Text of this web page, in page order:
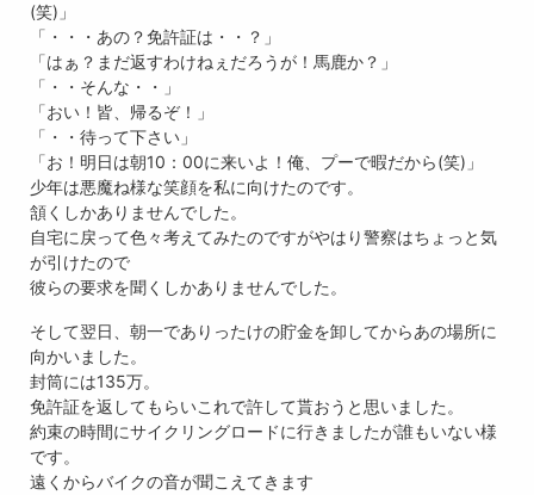
(笑)」
「・・・あの？免許証は・・？」
「はぁ？まだ返すわけねぇだろうが！馬鹿か？」
「・・そんな・・」
「おい！皆、帰るぞ！」
「・・待って下さい」
「お！明日は朝10：00に来いよ！俺、プーで暇だから(笑)」
少年は悪魔ね様な笑顔を私に向けたのです。
頷くしかありませんでした。
自宅に戻って色々考えてみたのですがやはり警察はちょっと気
が引けたので
彼らの要求を聞くしかありませんでした。
そして翌日、朝一でありったけの貯金を卸してからあの場所に
向かいました。
封筒には135万。
免許証を返してもらいこれで許して貰おうと思いました。
約束の時間にサイクリングロードに行きましたが誰もいない様
です。
遠くからバイクの音が聞こえてきます